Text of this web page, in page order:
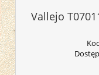
Vallejo